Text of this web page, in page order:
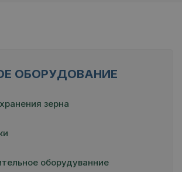
ОБОРУДОВАНИЕ
зерна
оборудуванние